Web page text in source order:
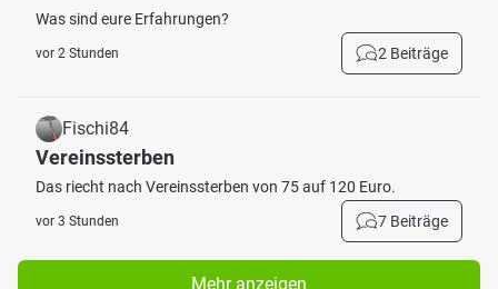
Was sind eure Erfahrungen?
vor 2 Stunden 2 Beiträge
Fischi84
Vereinssterben
Das riecht nach Vereinssterben von 75 auf 120 Euro.
vor 3 Stunden 7 Beiträge
Mehr anzeigen